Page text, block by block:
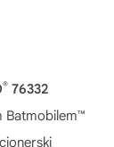
® 76332
Batmobilem™